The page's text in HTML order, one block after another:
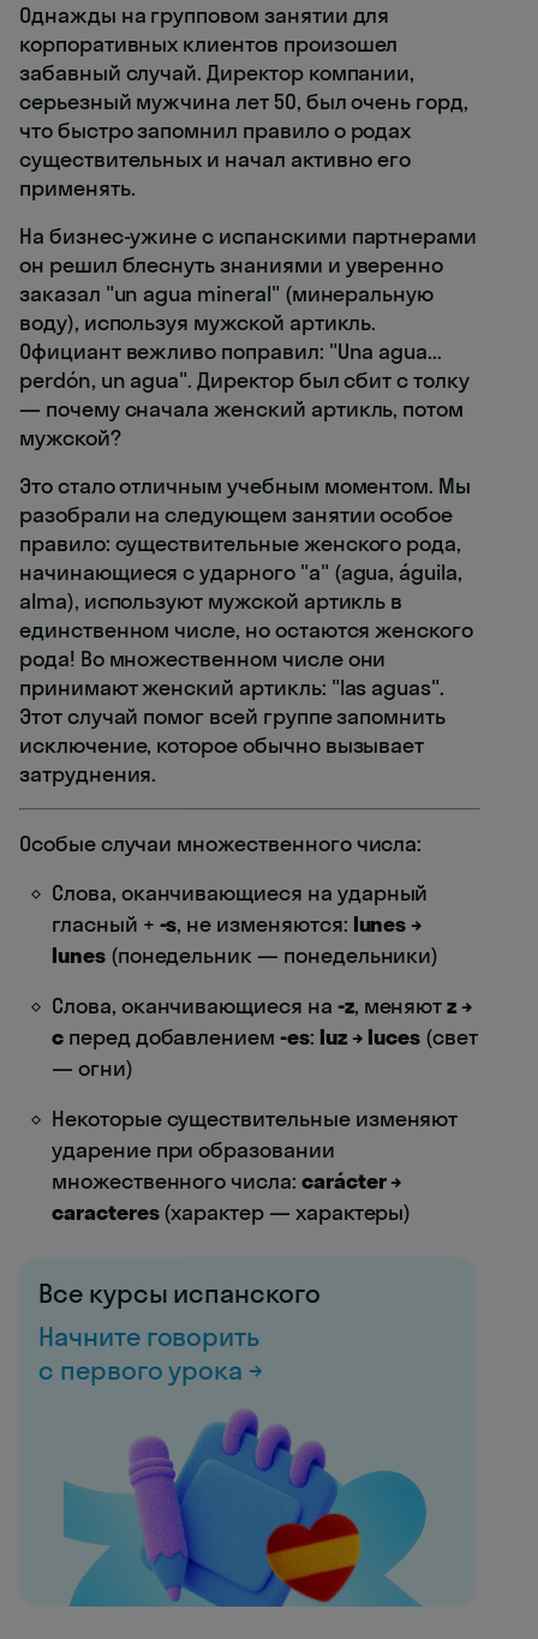
Однажды на групповом занятии для
корпоративных клиентов произошел
забавный случай. Директор компании,
серьезный мужчина лет 50, был очень горд,
что быстро запомнил правило о родах
существительных и начал активно его
применять.
На бизнес-ужине с испанскими партнерами
он решил блеснуть знаниями и уверенно
заказал "un agua mineral" (минеральную
воду), используя мужской артикль.
Официант вежливо поправил: "Una agua...
perdón, un agua". Директор был сбит с толку
— почему сначала женский артикль, потом
мужской?
Это стало отличным учебным моментом. Мы
разобрали на следующем занятии особое
правило: существительные женского рода,
начинающиеся с ударного "a" (agua, águila,
alma), используют мужской артикль в
единственном числе, но остаются женского
рода! Во множественном числе они
принимают женский артикль: "las aguas".
Этот случай помог всей группе запомнить
исключение, которое обычно вызывает
затруднения.
Особые случаи множественного числа:
Слова, оканчивающиеся на ударный
гласный + -s, не изменяются: lunes →
lunes(понедельник — понедельники)
Слова, оканчивающиеся на -z, меняютz →
cперед добавлением-es: luz → luces (свет
— огни)
Некоторые существительные изменяют
ударение при образовании
множественного числа: carácter →
caracteres(характер — характеры)
Все курсы испанского
Начните говорить
с первого урока →